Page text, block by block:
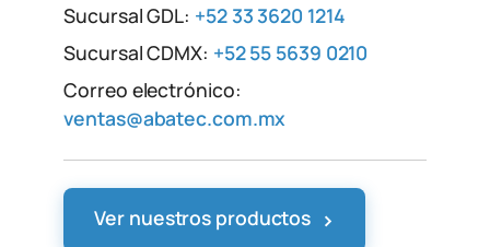
Sucursal GDL: +52 33 3620 1214
Sucursal CDMX: +52 55 5639 0210
Correo electrónico:
ventas@abatec.com.mx
Ver nuestros productos ›